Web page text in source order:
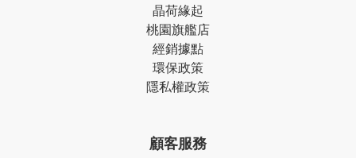
晶荷緣起
桃園旗艦店
經銷據點
環保政策
隱私權政策
顧客服務